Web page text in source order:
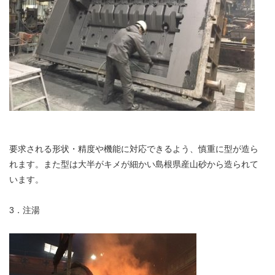
要求される形状・精度や機能に対応できるよう、慎重に型が造ら
れます。また型は大半がキメが細かい島根県産山砂から造られて
います。
3．注湯